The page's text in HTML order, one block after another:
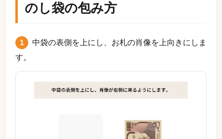
のし袋の包み方
1
中袋の表側を上にし、お札の肖像を上向きにしま
す。